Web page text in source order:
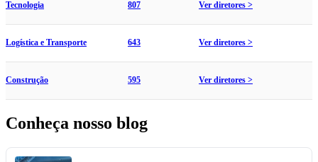
Tecnologia 807 Ver diretores >
Logística e Transporte 643 Ver diretores >
Construção 595 Ver diretores >
Conheça nosso blog